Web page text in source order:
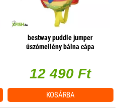
bestway puddle jumper
úszómellény bálna cápa
12 490 Ft
KOSÁRBA